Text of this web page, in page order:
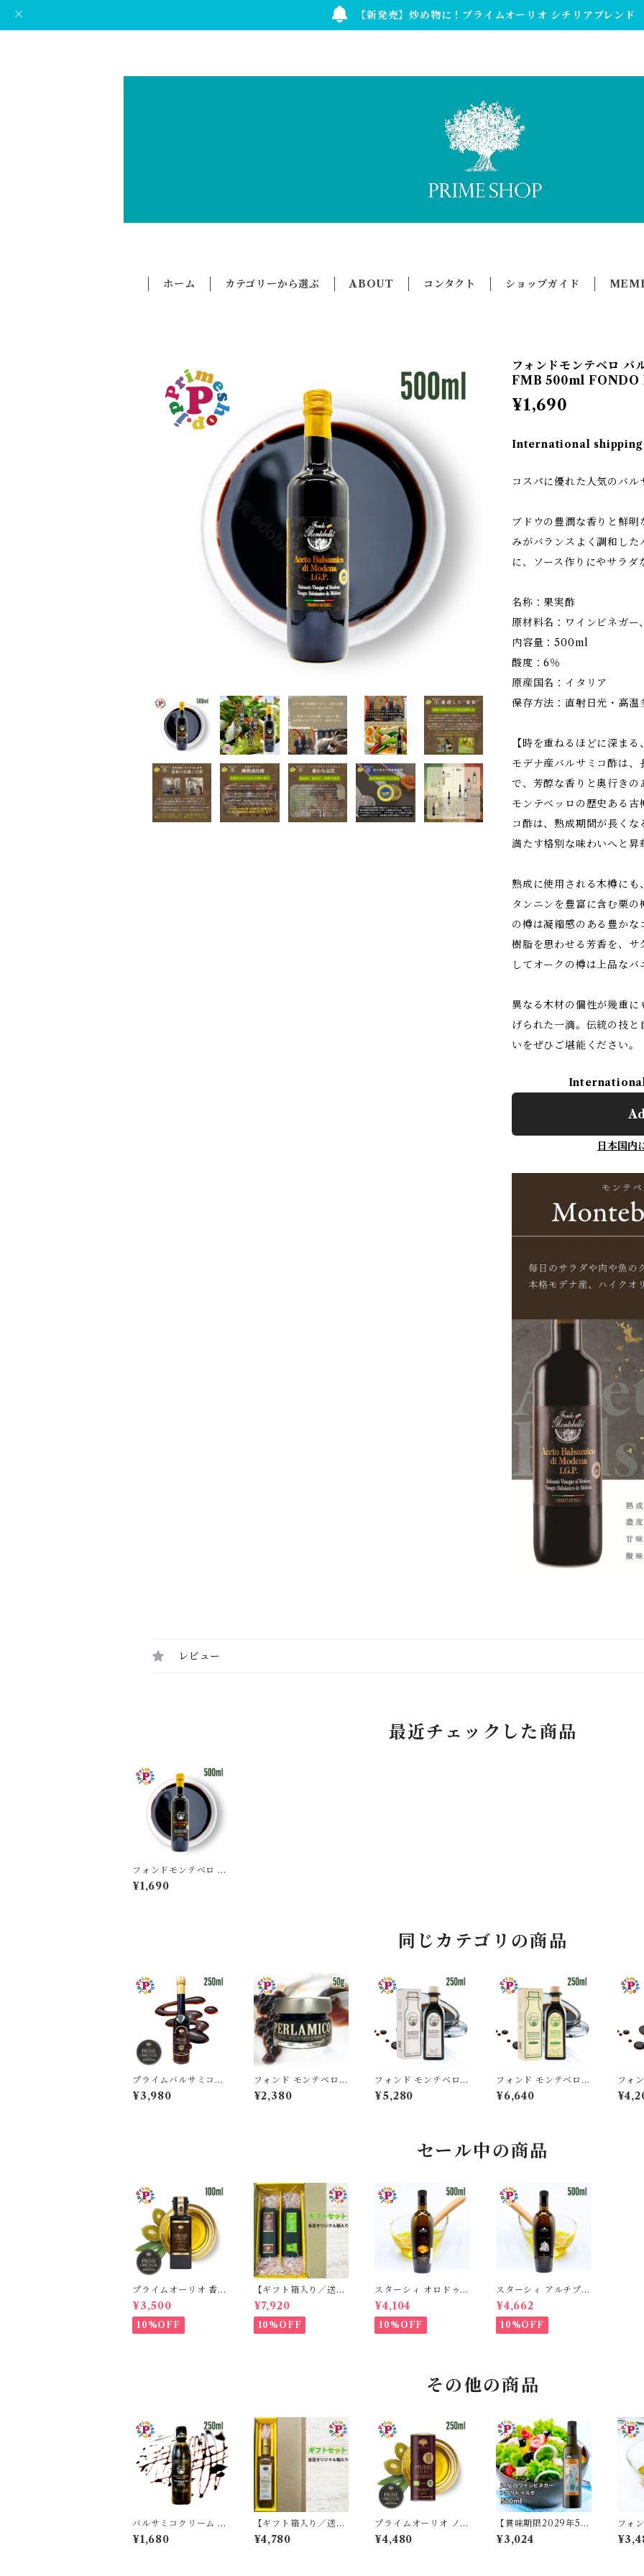
【新発売】炒め物に！プライムオーリオ シチリアブレンド
ホーム カテゴリーから選ぶ ABOUT コンタクト ショップガイド
フォンドモンテベロ バ
FMB 500ml
¥1,690
International
コスパに優れた人気のバル
ブドウの豊潤な香りと鮮
みがバランスよく調和し
に、ソース作りにやサラダ
名称：果実酢
原材料名：ワインビネガー
内容量：500ml
酸度：6％
原産国名：イタリア
保存方法：直射日光・高
【時を重ねるほどに深ま
モデナ産バルサミコ酢は
で、芳醇な香りと奥行きの
モンテベッロの歴史ある
コ酢は、熟成期間が長く
満たす格別な味わいへと昇
熟成に使用される木樽に
タンニンを豊富に含む栗
の樽は凝縮感のある豊か
樹脂を思わせる芳香を、
してオークの樽は上品な
異なる木材の個性が幾重
げられた一滴。伝統の技
いをぜひご堪能ください。
日本国内
レビュー
最近チェックした商品
フォンドモンテベロ バ
ルサミコ酢 モデナ産 I
GP認定 FMB 500ml
¥1,690
同じカテゴリの商品
プライムバルサミコ酢
IGP認定 高濃度 モデ
ナ産 250ml PRIME
¥3,980
フォンド モンテベロ
バルサミコ パール モ
デナ産 ブラック 50g
¥2,380
フォンド モンテベロ F
M01 モデナ産バルサ
ミコ 250ml IGP認定
¥5,280
フォンド モンテベロ F
M03 モデナ産バルサ
ミコ 250ml IGP認定
¥6,640
フォ
M04
ミコ
セール中の商品
プライムオーリオ 香川
県産 ミッション種10
0% エキストラバージ
ンオリーブオイル フー
ドアドベンチャー PRI
¥3,500
10%OFF
【ギフト箱入り／送料
無料】プライムオーリ
オ香川ミッション エキ
ストラバージンオリー
ブオイル と プライム
¥7,920
10%OFF
スターシィ オロドゥオ
リーヴァ エキストラバ
ージン オリーブオイル
500ml イタリア プー
リア産 STASI ORO
¥4,104
10%OFF
スターシィ アルチプレ
テ エキストラバージン
オリーブオイル 500m
l イタリア プーリア産
STASI Arciprete ス
¥4,662
10%OFF
その他の商品
バルサミコクリーム フ
ォンドモンテベロ 砂糖
不使用 イタリア モデ
¥1,680
【ギフト箱入り／送料
無料プライム ホワイト
バルサミコ酢 250ml
¥4,780
プライムオーリオ ノッ
チェラーラ・エトネア
インテンソ オリーブオ
¥4,480
【賞味期限2029年5月
5日】スペイン産CAV
Aを使用した jmfg 白
¥3,024
フォ
リー
ラバ